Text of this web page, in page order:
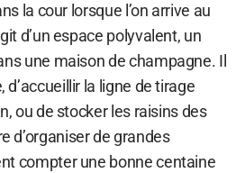
la cour lorsque l’on arrive au
d’un espace polyvalent, un
une maison de champagne. Il
la ligne de tirage
ou de stocker les raisins des
d’organiser de grandes
compter une bonne centaine